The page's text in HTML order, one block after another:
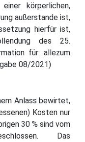
körperlichen,
außerstande ist,
hierfür ist,
des 25.
für: allezum
08/2021)
Anlass bewirtet,
Kosten nur
30 % sind vom
Das